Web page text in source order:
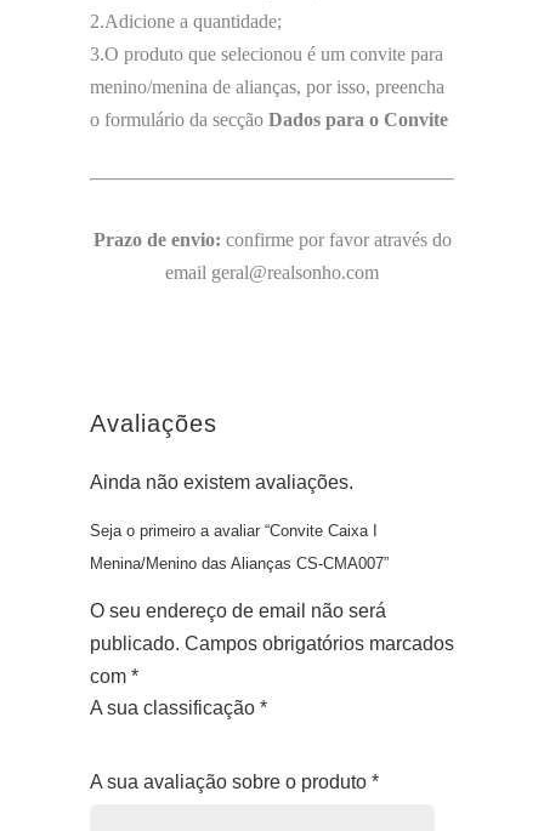
2.Adicione a quantidade;
3.O produto que selecionou é um convite para
menino/menina de alianças, por isso, preencha
o formulário da secção Dados para o Convite
Prazo de envio: confirme por favor através do
email geral@realsonho.com
Avaliações
Ainda não existem avaliações.
Seja o primeiro a avaliar “Convite Caixa I
Menina/Menino das Alianças CS-CMA007”
O seu endereço de email não será
publicado. Campos obrigatórios marcados
com *
A sua classificação *
A sua avaliação sobre o produto *